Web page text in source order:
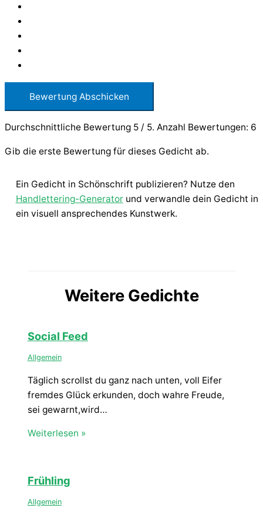
Bewertung Abschicken
Durchschnittliche Bewertung 5 / 5. Anzahl Bewertungen: 6
Gib die erste Bewertung für dieses Gedicht ab.
Ein Gedicht in Schönschrift publizieren? Nutze den
Handlettering-Generatorund verwandle dein Gedicht in
ein visuell ansprechendes Kunstwerk.
Weitere Gedichte
Social Feed
Allgemein
Täglich scrollst du ganz nach unten, voll Eifer
fremdes Glück erkunden, doch wahre Freude,
sei gewarnt,wird…
Weiterlesen »
Frühling
Allgemein